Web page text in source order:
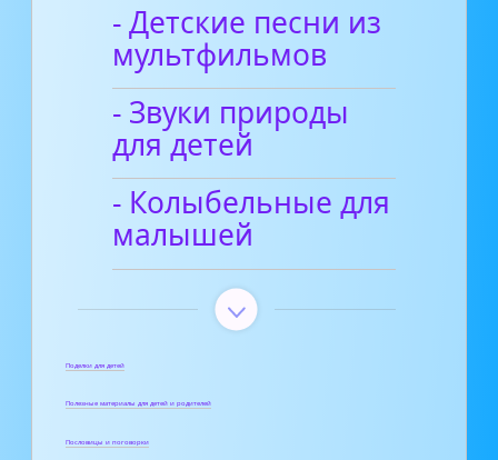
- Детские песни из
мультфильмов
- Звуки природы
для детей
- Колыбельные для
малышей
Поделки для детей
Полезные материалы для детей и родителей
Пословицы и поговорки